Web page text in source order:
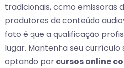
tradicionais, como emissoras
produtores de conteúdo
fato é que a qualificação
lugar. Mantenha seu currículo
optando porcursos online